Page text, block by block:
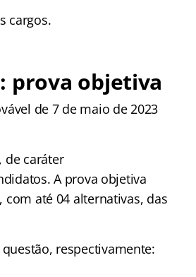
cargos.
prova objetiva
de 7 de maio de 2023
de caráter
A prova objetiva
até 04 alternativas, das
respectivamente: